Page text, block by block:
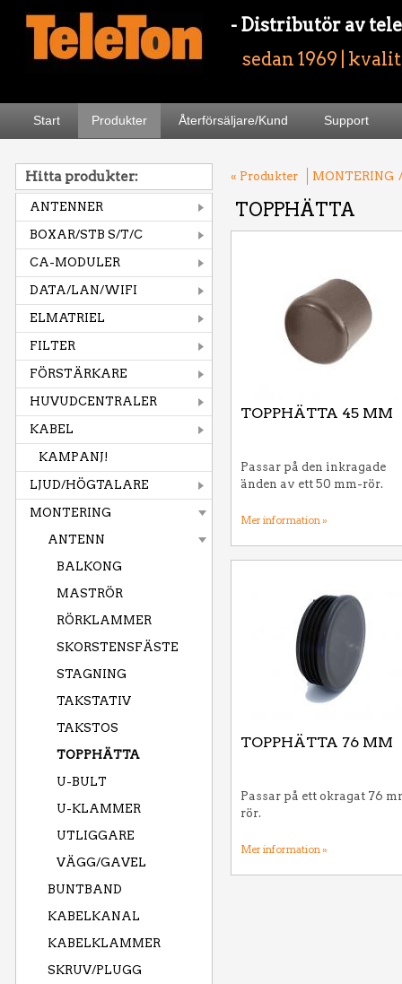
- Distributör av
sedan 1969 |
Start Produkter Återförsäljare/Kund Support
Hitta produkter:
ANTENNER
BOXAR/STB S/T/C
CA-MODULER
DATA/LAN/WIFI
ELMATRIEL
FILTER
FÖRSTÄRKARE
HUVUDCENTRALER
KABEL
KAMPANJ!
LJUD/HÖGTALARE
MONTERING
ANTENN
BALKONG
MASTRÖR
RÖRKLAMMER
SKORSTENSFÄSTE
STAGNING
TAKSTATIV
TAKSTOS
TOPPHÄTTA
U-BULT
U-KLAMMER
UTLIGGARE
VÄGG/GAVEL
BUNTBAND
KABELKANAL
KABELKLAMMER
SKRUV/PLUGG
« Produkter MONTERING /
TOPPHÄTTA
TOPPHÄTTA 45 MM
Passar på den inkragade
änden av ett 50 mm-rör.
Mer information »
TOPPHÄTTA 76 MM
Passar på ett okragat 76
rör.
Mer information »